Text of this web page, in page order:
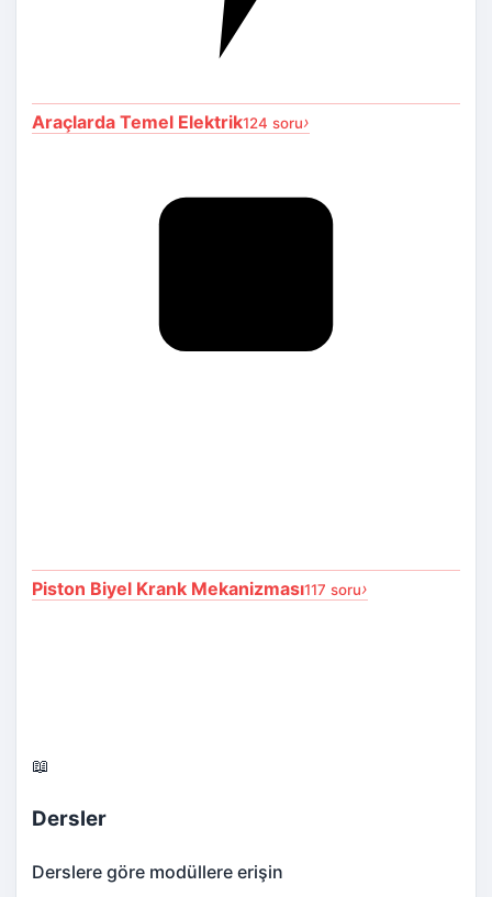
Araçlarda Temel Elektrik124 soru›
Piston Biyel Krank Mekanizması117 soru›
📖
Dersler
Derslere göre modüllere erişin